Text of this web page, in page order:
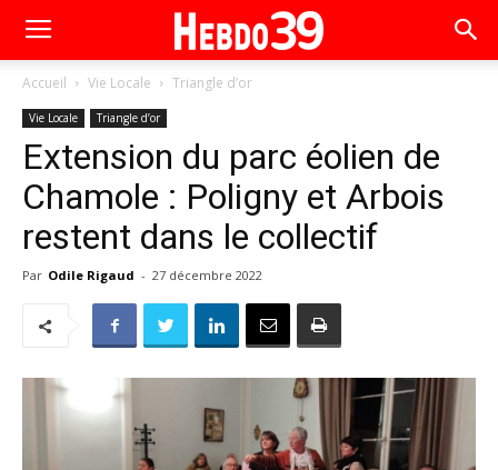
Accueil Vie Locale Triangle d’or
Vie Locale Triangle d’or
Extension du parc éolien de
Chamole : Poligny et Arbois
restent dans le collectif
Par Odile Rigaud - 27 décembre 2022